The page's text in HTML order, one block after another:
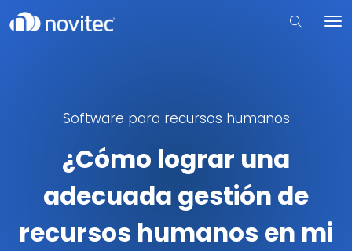
Software para recursos humanos
¿Cómo lograr una
adecuada gestión de
recursos humanos en mi